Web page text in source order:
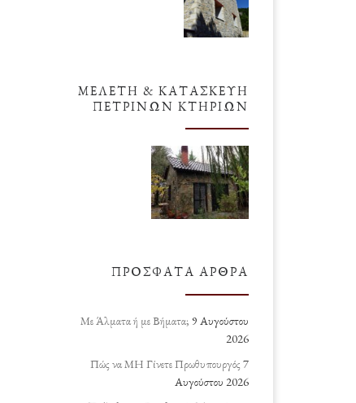
ΜΕΛΈΤΗ & ΚΑΤΑΣΚΕΥΉ
ΠΈΤΡΙΝΩΝ ΚΤΗΡΊΩΝ
ΠΡΌΣΦΑΤΑ ΆΡΘΡΑ
Με Άλματα ή με Βήματα; 9 Αυγούστου
2026
Πώς να ΜΗ Γίνετε Πρωθυπουργός 7
Αυγούστου 2026